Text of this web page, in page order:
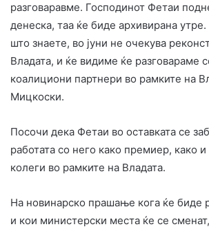
разговаравме. Господинот Фетаи
денеска, таа ќе биде архивирана
што знаете, во јуни не очекува
Владата, и ќе видиме ќе разговараме
коалициони партнери во рамките на
Мицкоски.
Посочи дека Фетаи во оставката се
работата со него како премиер, како и
колеги во рамките на Владата.
На новинарско прашање кога ќе биде
и кои министерски места ќе се